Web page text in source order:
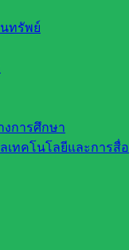
ทรัพย์
การศึกษา
เทคโนโลยีและการสื่